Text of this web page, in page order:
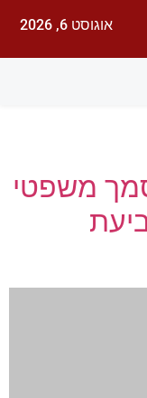
אוגוסט 6, 2026
משפטי